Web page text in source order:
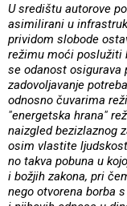
U središtu autorove
asimilirani u
prividom slobode
režimu moći poslužiti
se odanost osigurava
zadovoljavanje
odnosno čuvarima
"energetska hrana"
naizgled bezizlaznog
osim vlastite
no takva pobuna u
i božjih zakona, pri
nego otvorena borba